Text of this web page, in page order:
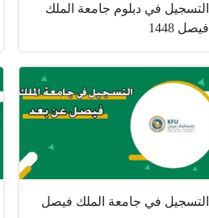
التسجيل في دبلوم جامعة الملك
فيصل 1448
التسجيل في جامعة الملك فيصل